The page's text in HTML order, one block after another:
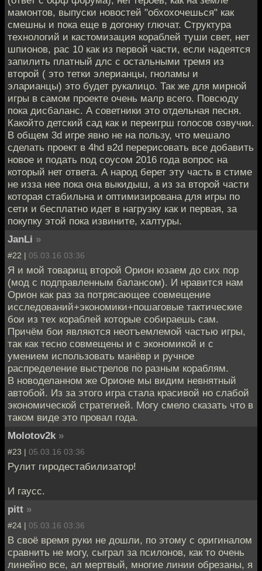
мамонтов, выпуски новостей "обхохочешься" как
смешны и пока еще в догонку глючат. Структура
технологий и кастомизация кораблей туши свет, нет
шпионов, рас 10 как из первой части, если надеятся
запилить платный длс с остальными тремя из
второй ( это тетки элерианцы, гноламы и
эларианцы) это будет рукалицо. Так же для мирной
игры в самом проекте очень малр всего. Повсюду
пока дисбаланс. А советники это отдельная песня.
Какойто детский сад как и переигрш голосов озвучки.
В общем 3d игре явно не на пользу, что мешало
сделать проект в 4hd в2d перерисовать все добавить
новое и подать под соусом 2016 года вопрос на
который нет ответа. А народ берет эту часть в стиме
не изза нее пока она выкидыш, а из за второй части
которая стабильна и оптимизирована для игры по
сети и бесплатно идет в нагрузку как и первая, за
покупку этой пока извините, халтуры.
JanLi »
#22 | 05.03.16 03:36
Я и мой товарищ второй Орион юзаем до сих пор
(мод с подправленным балансом). И нравится нам
Орион как раз за потрясающее совмещение
исследований+экономики+пошаговые тактические
бои из тех кораблей которые собираешь сам.
Причём бои являются неотъемлемой частью игры,
так как тесно совмещены и с экономикой и с
умением использовать манёвр и ручное
распределение выстрелов по разным кораблям.
В новоделанном же Орионе мы видим невнятный
автобой. Из за этого игра стала красивой но слабой
экономической стратегией. Могу смело сказать что в
таком виде это провал года.
Molotov2k »
#23 | 05.03.16 03:36
Рулит гиродестабилизатор!
И гаусс.
pitt »
#24 | 05.03.16 03:36
В своё время руки не дошли, по этому с оригиналом
сравнить не могу, сыграл за псилонов, как то очень
линейно все, ал мертвый, многие линии обрезаны, я